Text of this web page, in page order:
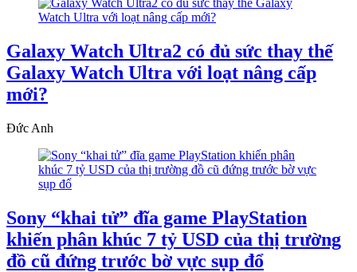
Galaxy Watch Ultra2 có đủ sức thay thế
Galaxy Watch Ultra với loạt nâng cấp
mới?
Đức Anh
Sony “khai tử” đĩa game PlayStation
khiến phân khúc 7 tỷ USD của thị trường
đồ cũ đứng trước bờ vực sụp đổ